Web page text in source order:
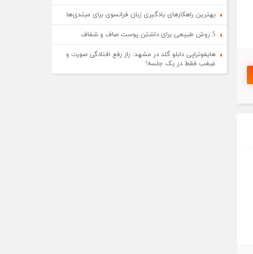
بهترین راهکارهای یادگیری زبان فرانسوی برای مبتدی‌ها
5 روش طبیعی برای داشتن پوست صاف و شفاف
هایفوتراپی دابلو گلد در مشهد: راز رفع افتادگی صورت و
غبغب فقط در یک جلسه!